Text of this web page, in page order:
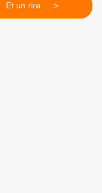
Et un rire…. >